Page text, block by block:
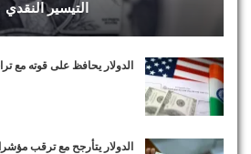
التيسير النقدي
الدولار يحافظ على قوته مع
الدولار يتأرجح مع ترقب